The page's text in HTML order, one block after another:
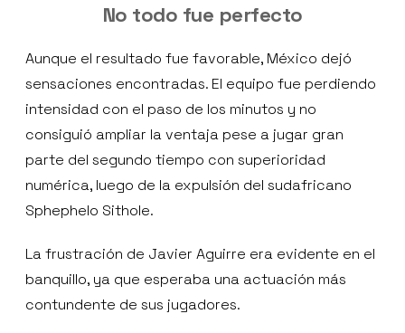
No todo fue perfecto
Aunque el resultado fue favorable, México dejó
sensaciones encontradas. El equipo fue perdiendo
intensidad con el paso de los minutos y no
consiguió ampliar la ventaja pese a jugar gran
parte del segundo tiempo con superioridad
numérica, luego de la expulsión del sudafricano
Sphephelo Sithole.
La frustración de Javier Aguirre era evidente en el
banquillo, ya que esperaba una actuación más
contundente de sus jugadores.